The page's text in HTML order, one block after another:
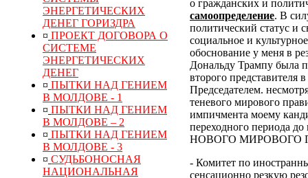
ЭНЕРГЕТИЧЕСКИХ
ДЕНЕГ ГОРИЗДРА
¤ ПРОЕКТ ДОГОВОРА О
СИСТЕМЕ
ЭНЕРГЕТИЧЕСКИХ
ДЕНЕГ
¤ ПЫТКИ НАД ГЕНИЕМ
В МОЛДОВЕ - 1
¤ ПЫТКИ НАД ГЕНИЕМ
В МОЛДОВЕ – 2
¤ ПЫТКИ НАД ГЕНИЕМ
В МОЛДОВЕ - 3
¤ СУДЬБОНОСНАЯ
НАЦИОНАЛЬНАЯ
о гражданских и
самоопределение. В
политический статус и
социальное и
обоснование у меня в
Дональду Трампу была
второго представителя
Председателем.
теневого мирового
импичмента моему
переходного
НОВОГО МИРОВОГО
- Комитет по
сенсационно резкую